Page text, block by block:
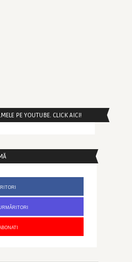
PE YOUTUBE. CLICK AICI!